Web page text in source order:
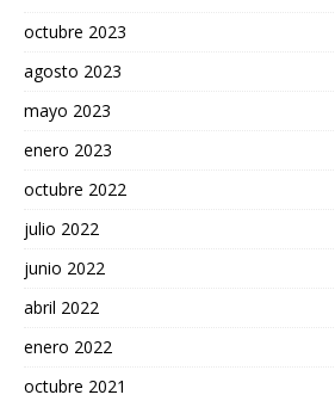
octubre 2023
agosto 2023
mayo 2023
enero 2023
octubre 2022
julio 2022
junio 2022
abril 2022
enero 2022
octubre 2021